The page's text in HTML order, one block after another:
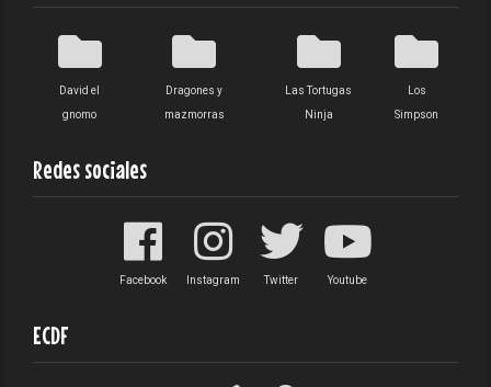
David el
gnomo
Dragones y
mazmorras
Las Tortugas
Ninja
Los
Simpson
Redes sociales
Facebook Instagram Twitter Youtube
ECDF